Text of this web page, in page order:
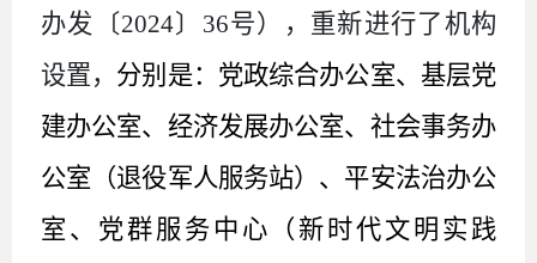
办发
〔2024〕 36号）， 重新进行了机构
设置， 分别是： 党政综合办公室、基层党
建办公室、 经济发展办公室、社会事务办
公室（退役军人服务站）、平安法治办公
室、党群服务中心（新时代文明实践